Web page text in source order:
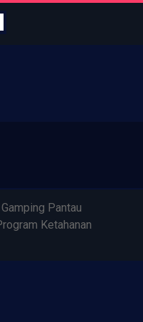
Pantau
Ketahanan